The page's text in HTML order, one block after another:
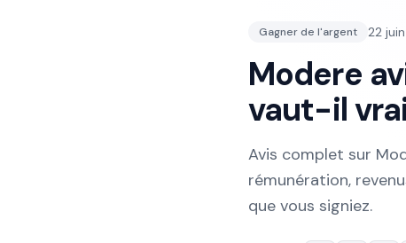
Gagner de l'argent 22
Modere
vaut-il
Avis complet sur
rémunération,
que vous signiez.